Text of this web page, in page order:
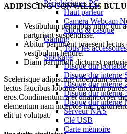
Périphériques PC
Haut parleur
Caméra Webcam
Micro & casque
Gaming
Tous les accessoires
Stockage
Disque dur portable
Disque dur interne
Disque dur interne
Disque dur interne
Disque dur interne
Serveur NAS
Clé USB
Carte mémoire
ADIPISCING CONVALLIS
Vestibulum penatibus nunc dui
parturient suspendisse.
Abitur parturient praesent lectus
vestibulum hendre.
Diam parturient dictumst
Scelerisque adipiscing bibendum sem
lectus faucibus lobortis tincidunt purus
eros.Condimentum a et ullamcorper
elementum nam inceptos hac
elit ut volutpat.